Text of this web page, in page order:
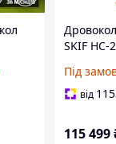
SKIF
Дров
Під
від
115 499